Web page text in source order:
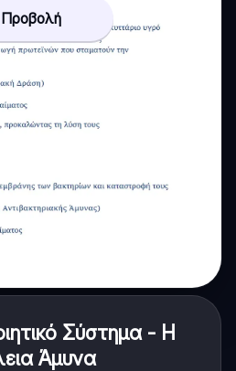
Προβολή
Σύστημα - Η
Άμυνα